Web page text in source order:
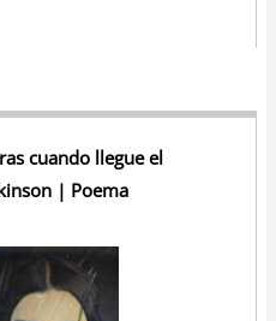
cuando llegue el
| Poema